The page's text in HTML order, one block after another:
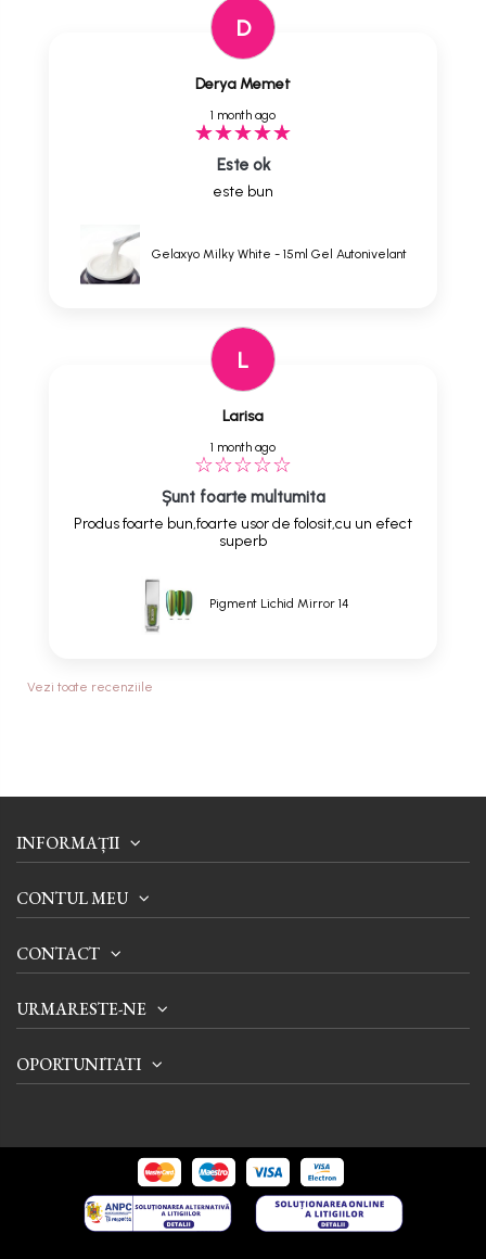
D
Derya Memet
1 month ago
Este ok
este bun
Gelaxyo Milky White - 15ml Gel Autonivelant
L
Larisa
1 month ago
Șunt foarte multumita
Produs foarte bun,foarte usor de folosit,cu un efect
superb
Pigment Lichid Mirror 14
Vezi toate recenziile
INFORMAȚII
CONTUL MEU
CONTACT
URMARESTE-NE
OPORTUNITATI